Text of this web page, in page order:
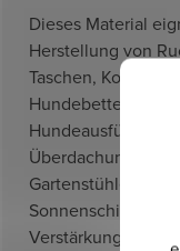
Dieses Material
Herstellung von
Taschen, Koffern
Hundebetten und
Hundeausführer,
Überdachungen für
Gartenstühle,
Sonnenschirme
Verstärkung von